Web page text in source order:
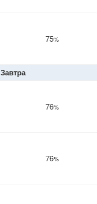
75%
Завтра
76%
76%